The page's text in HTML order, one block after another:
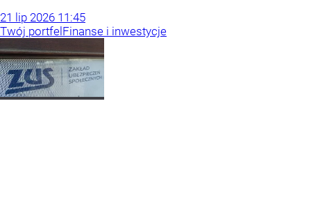
21 lip 2026 11:45
Twój portfel Finanse i inwestycje